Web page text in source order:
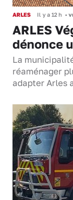
ARLES Il y a 12 h •
ARLES
dénonce
La
réaménager
adapter Arles